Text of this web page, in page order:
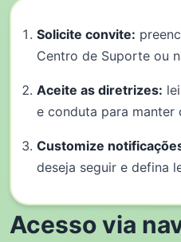
Solicite convite:
Centro de Suporte ou
Aceite as diretrizes:
e conduta para manter
Customize
deseja seguir e defina
Acesso via